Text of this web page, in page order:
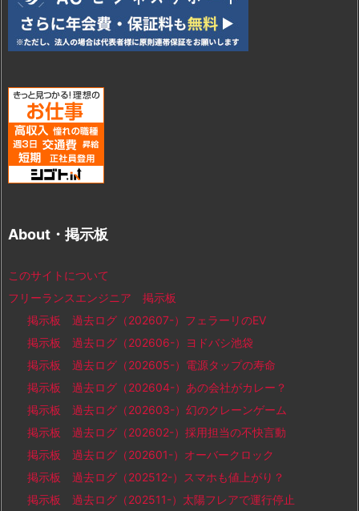
About・掲示板
このサイトについて
フリーランスエンジニア 掲示板
掲示板 過去ログ（202607-）フェラーリのEV
掲示板 過去ログ（202606-）ヨドバシ池袋
掲示板 過去ログ（202605-）電源タップの寿命
掲示板 過去ログ（202604-）あの会社がカレー？
掲示板 過去ログ（202603-）幻のクレーンゲーム
掲示板 過去ログ（202602-）採用担当の不快言動
掲示板 過去ログ（202601-）オーバークロック
掲示板 過去ログ（202512-）スマホも値上がり？
掲示板 過去ログ（202511-）太陽フレアで運行停止